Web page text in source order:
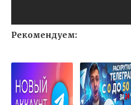
Рекомендуем: